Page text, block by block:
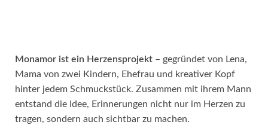
Monamor ist ein Herzensprojekt – gegründet von Lena,
Mama von zwei Kindern, Ehefrau und kreativer Kopf
hinter jedem Schmuckstück. Zusammen mit ihrem Mann
entstand die Idee, Erinnerungen nicht nur im Herzen zu
tragen, sondern auch sichtbar zu machen.